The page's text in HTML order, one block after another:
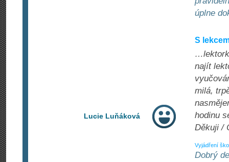
úplne
Lucie Luňáková
S
najít
milá,
hodinu
Děkuji /
Vyjádření
Dobrý